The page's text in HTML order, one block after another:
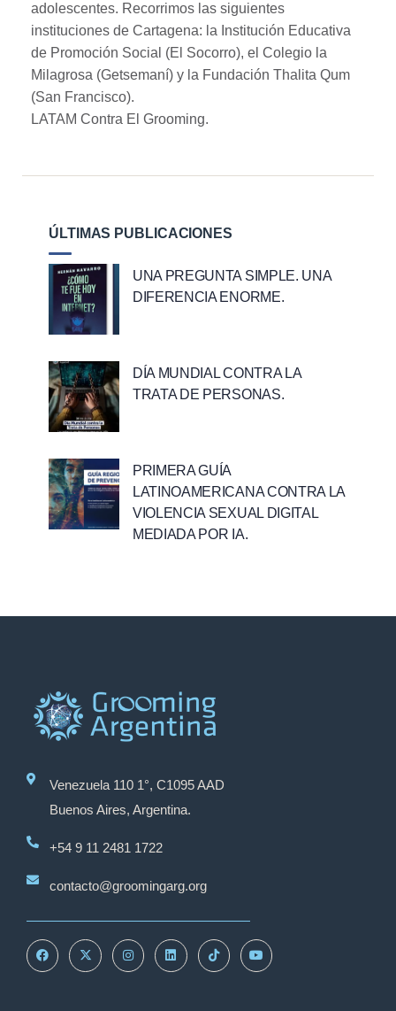
adolescentes. Recorrimos las siguientes
instituciones de Cartagena: la Institución Educativa
de Promoción Social (El Socorro), el Colegio la
Milagrosa (Getsemaní) y la Fundación Thalita Qum
(San Francisco).
LATAM Contra El Grooming.
ÚLTIMAS PUBLICACIONES
UNA PREGUNTA SIMPLE. UNA
DIFERENCIA ENORME.
DÍA MUNDIAL CONTRA LA
TRATA DE PERSONAS.
PRIMERA GUÍA
LATINOAMERICANA CONTRA LA
VIOLENCIA SEXUAL DIGITAL
MEDIADA POR IA.
Venezuela 110 1°, C1095 AAD
Buenos Aires, Argentina.
+54 9 11 2481 1722
contacto@groomingarg.org